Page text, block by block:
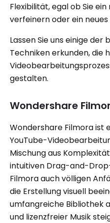
Flexibilität, egal ob Sie
verfeinern oder ein
Lassen Sie uns einige der
Techniken erkunden, die
gestalten.
Wondershare
Wondershare Filmora ist
YouTube-
Mischung aus
intuitiven Drag-and-
Filmora auch völligen
die Erstellung visuell
umfangreiche Bibliothek
und lizenzfreier Musik